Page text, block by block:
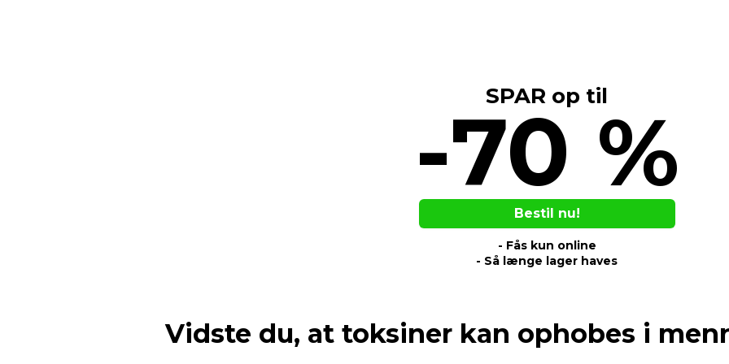
SPAR op til
-70 %
Bestil nu!
- Fås kun online
- Så længe lager haves
Vidste du, at toksiner kan ophobes i